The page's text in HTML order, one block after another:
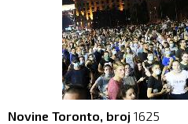
Novine Toronto, broj 1625